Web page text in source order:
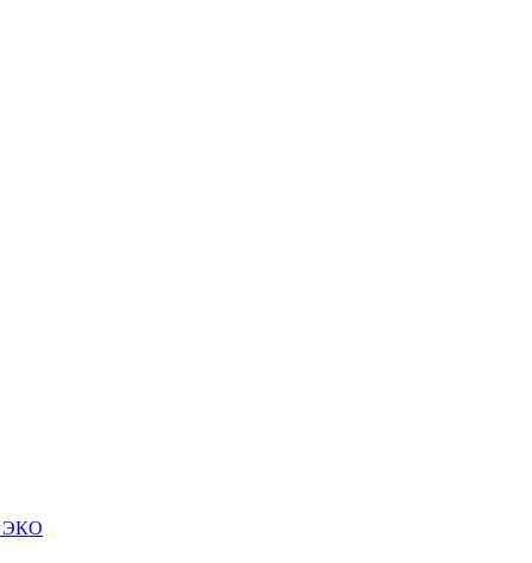
ЭКО